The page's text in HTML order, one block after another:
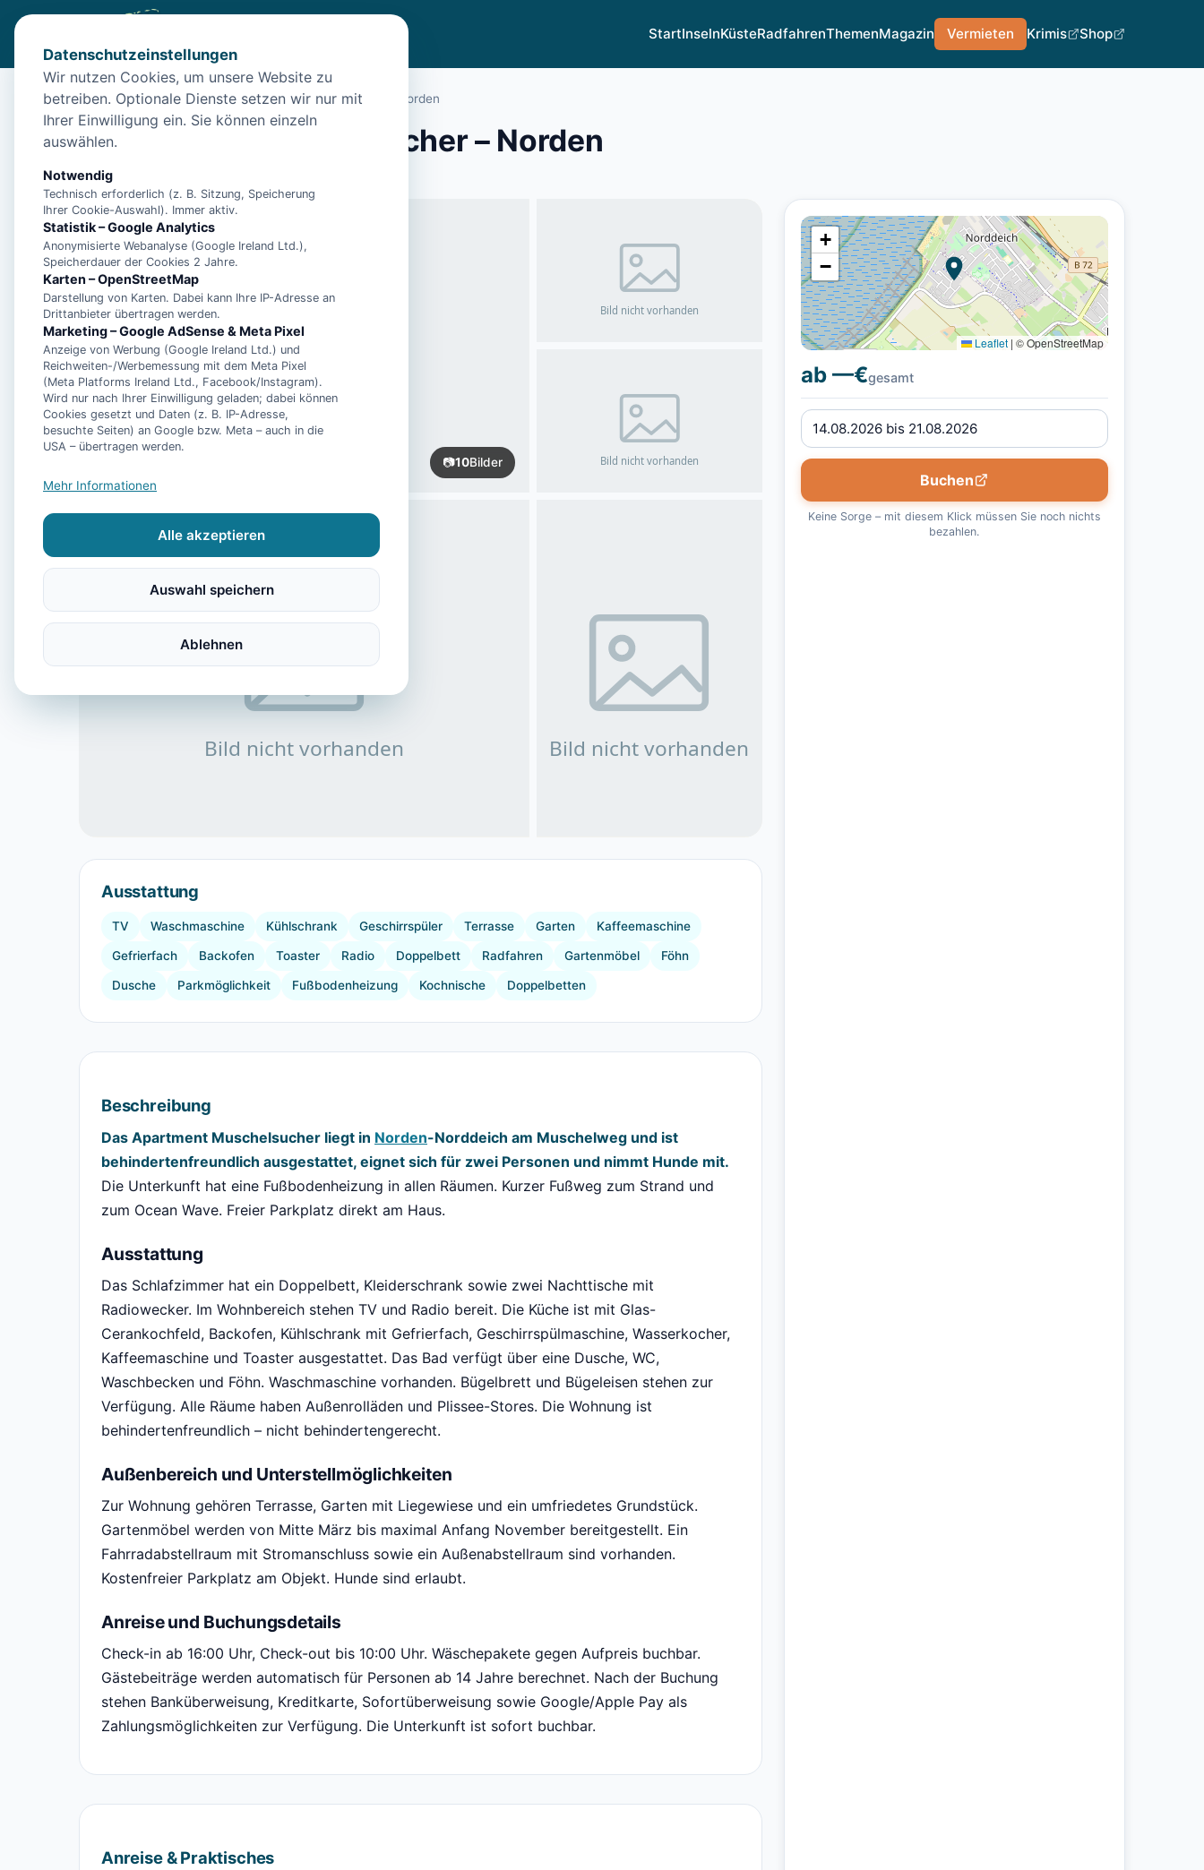
StartInselnKüsteRadfahrenThemenMagazin Vermieten Krimis Shop
Start Unterkünfte Norden/Apartment Muschelsucher – Norden
Apartment Muschelsucher – Norden
26506 Norden
📷10Bilder
Ausstattung
TV Waschmaschine Kühlschrank Geschirrspüler Terrasse Garten Kaffeemaschine
Gefrierfach Backofen Toaster Radio Doppelbett Radfahren Gartenmöbel Föhn
Dusche Parkmöglichkeit Fußbodenheizung Kochnische Doppelbetten
Beschreibung
Das Apartment Muschelsucher liegt in Norden-Norddeich am Muschelweg und ist
behindertenfreundlich ausgestattet, eignet sich für zwei Personen und nimmt Hunde mit.
Die Unterkunft hat eine Fußbodenheizung in allen Räumen. Kurzer Fußweg zum Strand und
zum Ocean Wave. Freier Parkplatz direkt am Haus.
Ausstattung
Das Schlafzimmer hat ein Doppelbett, Kleiderschrank sowie zwei Nachttische mit
Radiowecker. Im Wohnbereich stehen TV und Radio bereit. Die Küche ist mit Glas-
Cerankochfeld, Backofen, Kühlschrank mit Gefrierfach, Geschirrspülmaschine, Wasserkocher,
Kaffeemaschine und Toaster ausgestattet. Das Bad verfügt über eine Dusche, WC,
Waschbecken und Föhn. Waschmaschine vorhanden. Bügelbrett und Bügeleisen stehen zur
Verfügung. Alle Räume haben Außenrolläden und Plissee-Stores. Die Wohnung ist
behindertenfreundlich – nicht behindertengerecht.
Außenbereich und Unterstellmöglichkeiten
Zur Wohnung gehören Terrasse, Garten mit Liegewiese und ein umfriedetes Grundstück.
Gartenmöbel werden von Mitte März bis maximal Anfang November bereitgestellt. Ein
Fahrradabstellraum mit Stromanschluss sowie ein Außenabstellraum sind vorhanden.
Kostenfreier Parkplatz am Objekt. Hunde sind erlaubt.
Anreise und Buchungsdetails
Check-in ab 16:00 Uhr, Check-out bis 10:00 Uhr. Wäschepakete gegen Aufpreis buchbar.
Gästebeiträge werden automatisch für Personen ab 14 Jahre berechnet. Nach der Buchung
stehen Banküberweisung, Kreditkarte, Sofortüberweisung sowie Google/Apple Pay als
Zahlungsmöglichkeiten zur Verfügung. Die Unterkunft ist sofort buchbar.
Anreise & Praktisches
+
−
Leaflet | © OpenStreetMap
ab —€gesamt
Buchen
Keine Sorge – mit diesem Klick müssen Sie noch nichts
bezahlen.
Datenschutzeinstellungen
Wir nutzen Cookies, um unsere Website zu
betreiben. Optionale Dienste setzen wir nur mit
Ihrer Einwilligung ein. Sie können einzeln
auswählen.
Notwendig
Technisch erforderlich (z. B. Sitzung, Speicherung
Ihrer Cookie-Auswahl). Immer aktiv.
Statistik – Google Analytics
Anonymisierte Webanalyse (Google Ireland Ltd.),
Speicherdauer der Cookies 2 Jahre.
Karten – OpenStreetMap
Darstellung von Karten. Dabei kann Ihre IP-Adresse an
Drittanbieter übertragen werden.
Marketing – Google AdSense & Meta Pixel
Anzeige von Werbung (Google Ireland Ltd.) und
Reichweiten-/Werbemessung mit dem Meta Pixel
(Meta Platforms Ireland Ltd., Facebook/Instagram).
Wird nur nach Ihrer Einwilligung geladen; dabei können
Cookies gesetzt und Daten (z. B. IP-Adresse,
besuchte Seiten) an Google bzw. Meta – auch in die
USA – übertragen werden.
Mehr Informationen
Alle akzeptieren
Auswahl speichern
Ablehnen